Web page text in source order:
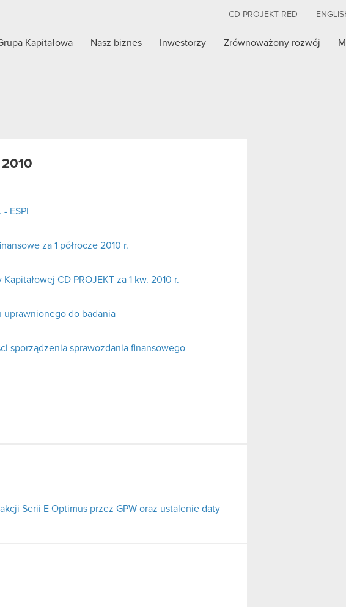
CD PROJEKT RED
Kapitałowa Nasz biznes Inwestorzy Zrównoważony rozwój
ESPI
za 1 półrocze 2010 r.
CD PROJEKT za 1 kw. 2010 r.
uprawnionego do badania
sporządzenia sprawozdania finansowego
Serii E Optimus przez GPW oraz ustalenie daty